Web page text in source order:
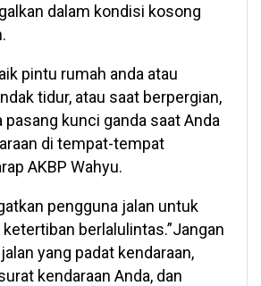
dalam kondisi kosong
pintu rumah anda atau
tidur, atau saat berpergian,
pasang kunci ganda saat Anda
di tempat-tempat
AKBP Wahyu.
pengguna jalan untuk
berlalulintas.”Jangan
yang padat kendaraan,
kendaraan Anda, dan